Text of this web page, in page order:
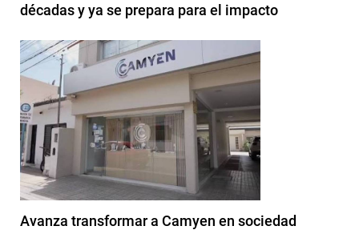
décadas y ya se prepara para el impacto
Avanza transformar a Camyen en sociedad